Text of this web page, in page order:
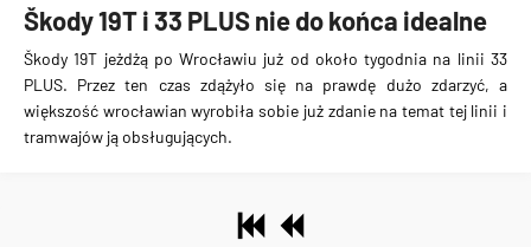
Škody 19T i 33 PLUS nie do końca idealne
Škody 19T jeżdżą po Wrocławiu już od około tygodnia na linii 33
PLUS. Przez ten czas zdążyło się na prawdę dużo zdarzyć, a
większość wrocławian wyrobiła sobie już zdanie na temat tej linii i
tramwajów ją obsługujących.